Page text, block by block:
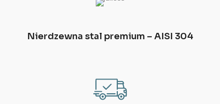
Nierdzewna stal premium – AISI 304